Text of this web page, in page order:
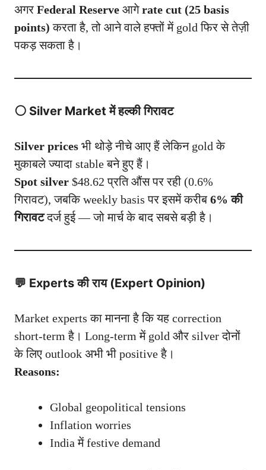
अगर Federal Reserve आगेrate cut (25 basis
points) करता है, तो आने वाले हफ्तों में gold फिर से तेज़ी
पकड़ सकता है।
⚪ Silver Market में हल्की गिरावट
Silver prices भी थोड़े नीचे आए हैं लेकिन gold के
मुकाबले ज्यादा stable बने हुए हैं।
Spot silver $48.62 प्रति औंस पर रही (0.6%
गिरावट), जबकि weekly basis पर इसमें करीब 6% की
गिरावटदर्ज हुई — जो मार्च के बाद सबसे बड़ी है।
💬 Experts की राय (Expert Opinion)
Market experts का मानना है कि यह correction
short-term है। Long-term में gold और silver दोनों
के लिए outlook अभी भी positive है।
Reasons:
Global geopolitical tensions
Inflation worries
India में festive demand